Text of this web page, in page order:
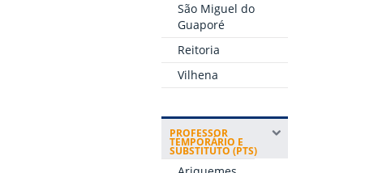
São Miguel do
Guaporé
Reitoria
Vilhena
PROFESSOR
TEMPORÁRIO E
SUBSTITUTO (PTS)